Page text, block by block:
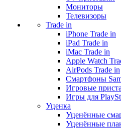
Мониторы
Телевизоры
Trade in
iPhone Trade in
iPad Trade in
iMac Trade in
Apple Watch
AirPods Trade in
Смартфоны
Игровые
Игры для
Уценка
Уценённые
Уценённые